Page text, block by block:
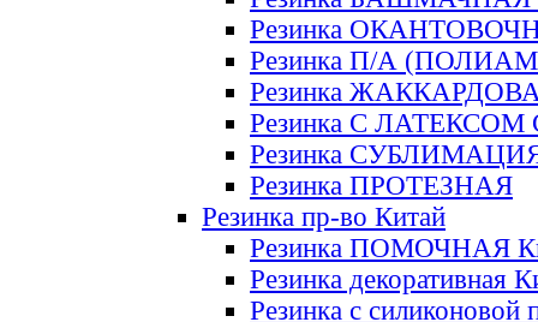
Резинка
Резинка П/А
Резинка
Резинка С ЛАТЕКСОМ
Резинка
Резинка ПРОТЕЗНАЯ
Резинка пр-во Китай
Резинка ПОМОЧНАЯ
Резинка декоративная
Резинка с силиконовой